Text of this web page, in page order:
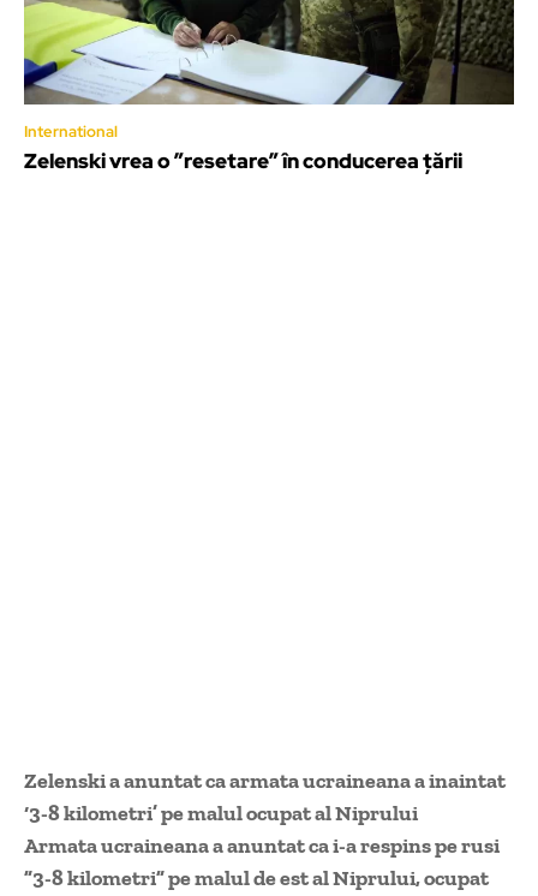
International
Zelenski vrea o ”resetare” în conducerea ţării
Zelenski a anuntat ca armata ucraineana a inaintat
‘3-8 kilometri’ pe malul ocupat al Niprului
Armata ucraineana a anuntat ca i-a respins pe rusi
”3-8 kilometri” pe malul de est al Niprului, ocupat